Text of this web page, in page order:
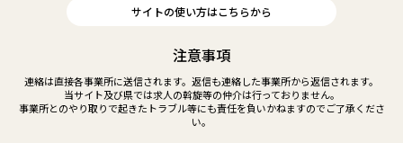
サイトの使い方はこちらから
注意事項
連絡は直接各事業所に送信されます。返信も連絡した事業所から返信されます。
当サイト及び県では求人の斡旋等の仲介は行っておりません。
事業所とのやり取りで起きたトラブル等にも責任を負いかねますのでご了承くださ
い。